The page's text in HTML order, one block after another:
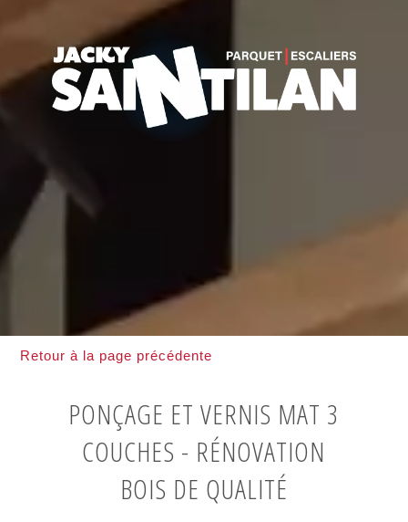
Retour à la page précédente
PONÇAGE ET VERNIS MAT 3
COUCHES - RÉNOVATION
BOIS DE QUALITÉ